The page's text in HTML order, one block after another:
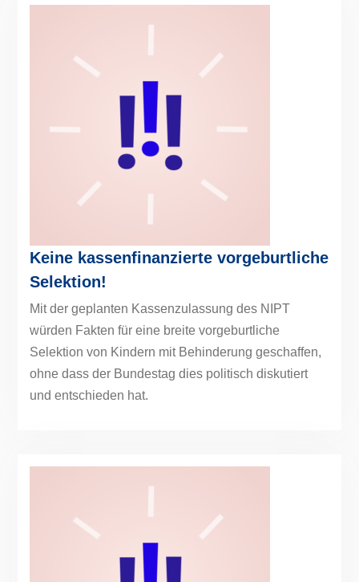
Keine kassenfinanzierte vorgeburtliche
Selektion!
Mit der geplanten Kassenzulassung des NIPT
würden Fakten für eine breite vorgeburtliche
Selektion von Kindern mit Behinderung geschaffen,
ohne dass der Bundestag dies politisch diskutiert
und entschieden hat.